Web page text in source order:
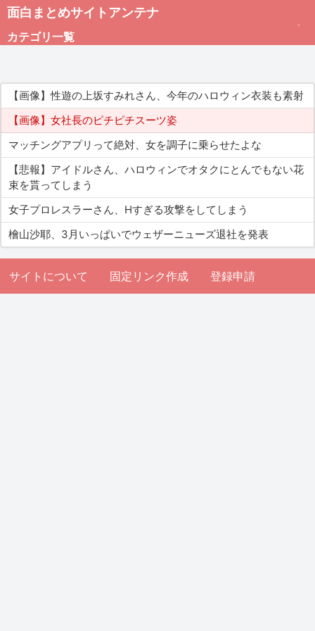
面白まとめサイトアンテナ
カテゴリ一覧
総合
アダルト
【画像】性遊の上坂すみれさん、今年のハロウィン衣装も素射
【画像】女社長のピチピチスーツ姿
マッチングアプリって絶対、女を調子に乗らせたよな
【悲報】アイドルさん、ハロウィンでオタクにとんでもない花
束を貰ってしまう
女子プロレスラーさん、Hすぎる攻撃をしてしまう
檜山沙耶、3月いっぱいでウェザーニューズ退社を発表
サイトについて 固定リンク作成 登録申請